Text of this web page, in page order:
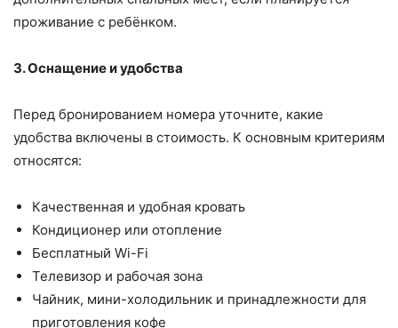
проживание с ребёнком.
3. Оснащение и удобства
Перед бронированием номера уточните, какие
удобства включены в стоимость. К основным критериям
относятся:
Качественная и удобная кровать
Кондиционер или отопление
Бесплатный Wi-Fi
Телевизор и рабочая зона
Чайник, мини-холодильник и принадлежности для
приготовления кофе